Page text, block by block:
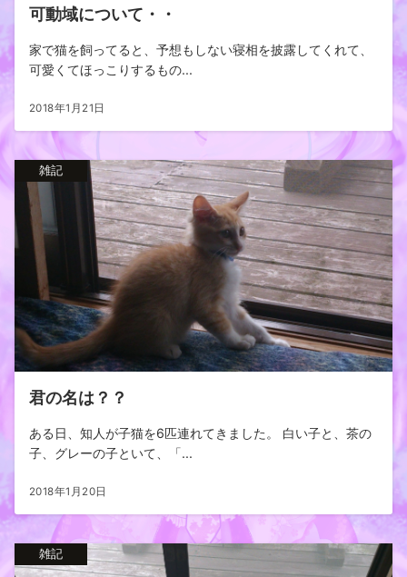
可動域について・・
家で猫を飼ってると、予想もしない寝相を披露してくれて、
可愛くてほっこりするもの...
2018年1月21日
雑記
君の名は？？
ある日、知人が子猫を6匹連れてきました。 白い子と、茶の
子、グレーの子といて、「...
2018年1月20日
雑記